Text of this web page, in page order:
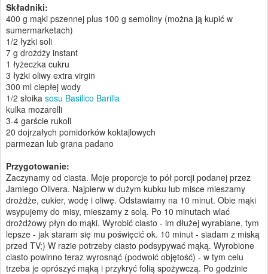
Składniki:
400 g mąki pszennej plus 100 g semoliny (można ją kupić w
sumermarketach)
1/2 łyżki soli
7 g drożdży instant
1 łyżeczka cukru
3 łyżki oliwy extra virgin
300 ml ciepłej wody
1/2 słoika sosu Basilico Barilla
kulka mozarelli
3-4 garście rukoli
20 dojrzałych pomidorków koktajlowych
parmezan lub grana padano
Przygotowanie:
Zaczynamy od ciasta. Moje proporcje to pół porcji podanej przez
Jamiego Olivera. Najpierw w dużym kubku lub misce mieszamy
drożdże, cukier, wodę i oliwę. Odstawiamy na 10 minut. Obie mąki
wsypujemy do misy, mieszamy z solą. Po 10 minutach wlać
drożdżowy płyn do mąki. Wyrobić ciasto - im dłużej wyrabiane, tym
lepsze - jak staram się mu poświęcić ok. 10 minut - siadam z miską
przed TV;) W razie potrzeby ciasto podsypywać mąką. Wyrobione
ciasto powinno teraz wyrosnąć (podwoić objętość) - w tym celu
trzeba je oprószyć mąką i przykryć folią spożywczą. Po godzinie